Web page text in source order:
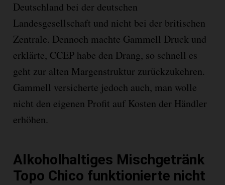
Deutschland bei der deutschen
Landesgesellschaft und nicht bei der britischen
Zentrale. Dennoch machte Gammell Druck und
erklärte, CCEP habe den Drang, so schnell es
geht zur alten Margenstruktur zurückzukehren.
Gammell versicherte jedoch auch, man wolle
nicht den eigenen Profit auf Kosten der Händler
erhöhen.
Alkoholhaltiges Mischgetränk
Topo Chico funktionierte nicht